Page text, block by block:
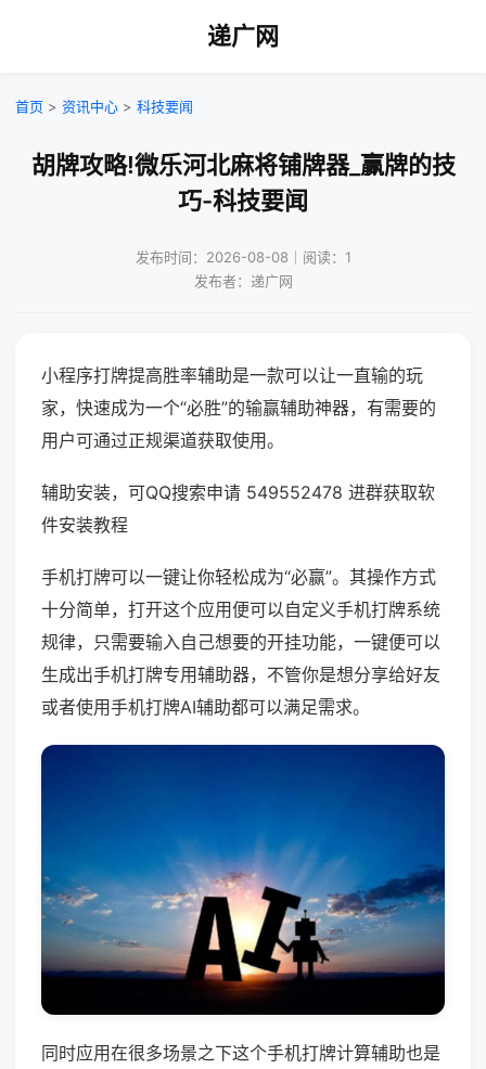
递广网
首页 > 资讯中心 > 科技要闻
胡牌攻略!微乐河北麻将铺牌器_赢牌的技
巧-科技要闻
发布时间：2026-08-08｜阅读：1
发布者：递广网
小程序打牌提高胜率辅助是一款可以让一直输的玩
家，快速成为一个“必胜”的输赢辅助神器，有需要的
用户可通过正规渠道获取使用。
辅助安装，可QQ搜索申请 549552478 进群获取软
件安装教程
手机打牌可以一键让你轻松成为“必赢”。其操作方式
十分简单，打开这个应用便可以自定义手机打牌系统
规律，只需要输入自己想要的开挂功能，一键便可以
生成出手机打牌专用辅助器，不管你是想分享给好友
或者使用手机打牌AI辅助都可以满足需求。
同时应用在很多场景之下这个手机打牌计算辅助也是